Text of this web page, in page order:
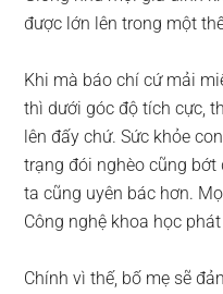
được lớn lên trong một
Khi mà báo chí cứ mải
thì dưới góc độ tích cực,
lên đấy chứ. Sức khỏe
trạng đói nghèo cũng
ta cũng uyên bác hơn.
Công nghệ khoa học
Chính vì thế, bố mẹ sẽ